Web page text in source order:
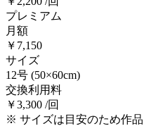
プレミアム
月額
￥7,150
サイズ
12号 (50×60cm)
交換利用料
￥3,300 /回
※ サイズは目安のため作品